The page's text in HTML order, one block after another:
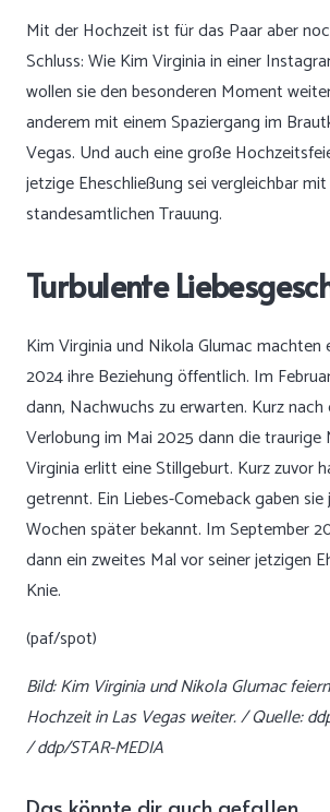
Mit der Hochzeit ist für das Paar aber
Schluss: Wie Kim Virginia in einer
wollen sie den besonderen Moment
anderem mit einem Spaziergang im
Vegas. Und auch eine große
jetzige Eheschließung sei vergleichbar
standesamtlichen Trauung.
Turbulente
Kim Virginia und Nikola Glumac
2024 ihre Beziehung öffentlich. Im
dann, Nachwuchs zu erwarten. Kurz
Verlobung im Mai 2025 dann die traurige
Virginia erlitt eine Stillgeburt. Kurz zuvor
getrennt. Ein Liebes-Comeback gaben
Wochen später bekannt. Im September
dann ein zweites Mal vor seiner jetzigen
Knie.
(paf/spot)
Bild: Kim Virginia und Nikola Glumac
Hochzeit in Las Vegas weiter. / Quelle:
/ ddp/STAR-MEDIA